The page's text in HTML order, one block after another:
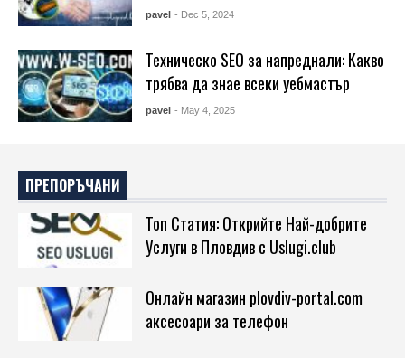
pavel - Dec 5, 2024
Техническо SEO за напреднали: Какво
трябва да знае всеки уебмастър
pavel - May 4, 2025
ПРЕПОРЪЧАНИ
Топ Статия: Открийте Най-добрите
Услуги в Пловдив с Uslugi.club
Онлайн магазин plovdiv-portal.com
аксесоари за телефон